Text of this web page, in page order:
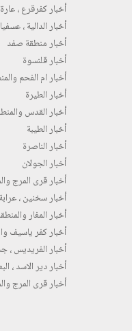
أخبار كفرقرع ،
أخبار الدالية ، عسفيا
أخبار منطقة صفد
أخبار قلنسوة
أخبار ام الفحم
أخبار الطيرة
أخبار القدس
أخبار الطيبة
أخبار الناصرة
أخبار الجولان
أخبار قرى المرج
أخبار سخنين ، عرابة
أخبار المغار
أخبار كفر ياسيف
أخبار الفريديس ،
أخبار دير الاسد ،
أخبار قرى المرج